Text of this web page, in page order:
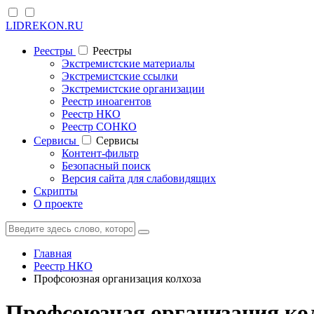
LIDREKON.RU
Реестры
Реестры
Экстремистские материалы
Экстремистские ссылки
Экстремистские организации
Реестр иноагентов
Реестр НКО
Реестр СОНКО
Cервисы
Cервисы
Контент-фильтр
Безопасный поиск
Версия сайта для слабовидящих
Скрипты
О проекте
Главная
Реестр НКО
Профсоюзная организация колхоза